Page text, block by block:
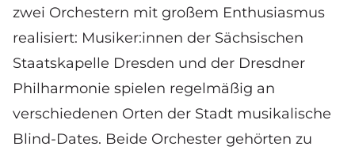
zwei Orchestern mit großem Enthusiasmus
realisiert: Musiker:innen der Sächsischen
Staatskapelle Dresden und der Dresdner
Philharmonie spielen regelmäßig an
verschiedenen Orten der Stadt musikalische
Blind-Dates. Beide Orchester gehörten zu